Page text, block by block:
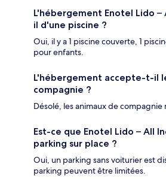
L'hébergement Enotel Lido
il d'une piscine ?
Oui, il y a 1 piscine couverte, 1
pour enfants.
L'hébergement accepte-t-il
compagnie ?
Désolé, les animaux de compagnie
Est-ce que Enotel Lido – All
parking sur place ?
Oui, un parking sans voiturier est
parking peuvent être limitées.